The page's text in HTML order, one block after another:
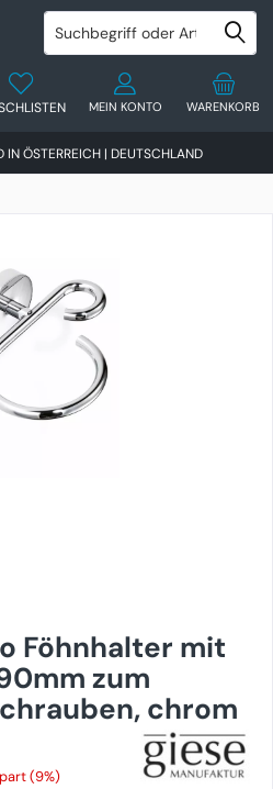
IN ÖSTERREICH | DEUTSCHLAND
WARENKORB
MEIN KONTO
Föhnhalter mit
zum
chrom
(9%)